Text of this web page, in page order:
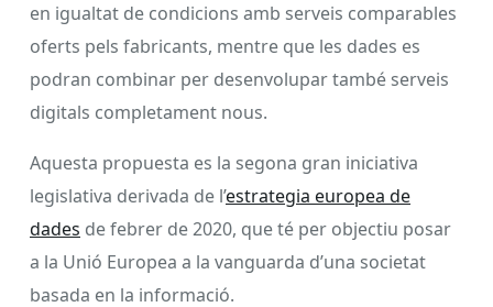
en igualtat de condicions amb serveis comparables
oferts pels fabricants, mentre que les dades es
podran combinar per desenvolupar també serveis
digitals completament nous.
Aquesta propuesta es la segona gran iniciativa
legislativa derivada de l’estrategia europea de
dades de febrer de 2020, que té per objectiu posar
a la Unió Europea a la vanguarda d’una societat
basada en la informació.